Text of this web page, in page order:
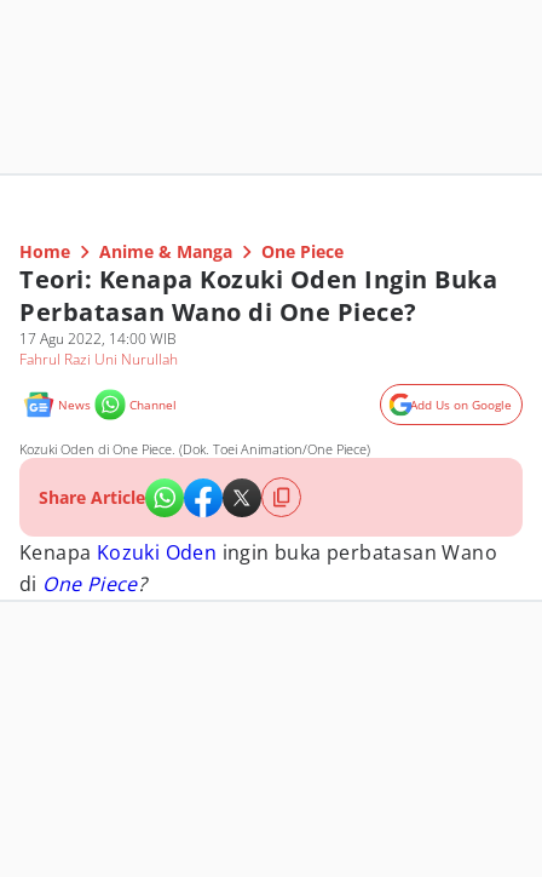
Home Anime & Manga One Piece
Teori: Kenapa Kozuki Oden Ingin Buka
Perbatasan Wano di One Piece?
17 Agu 2022, 14:00 WIB
Fahrul Razi Uni Nurullah
News Channel Add Us on Google
Kozuki Oden di One Piece. (Dok. Toei Animation/One Piece)
Share Article
Kenapa Kozuki Oden ingin buka perbatasan Wano
di One Piece?